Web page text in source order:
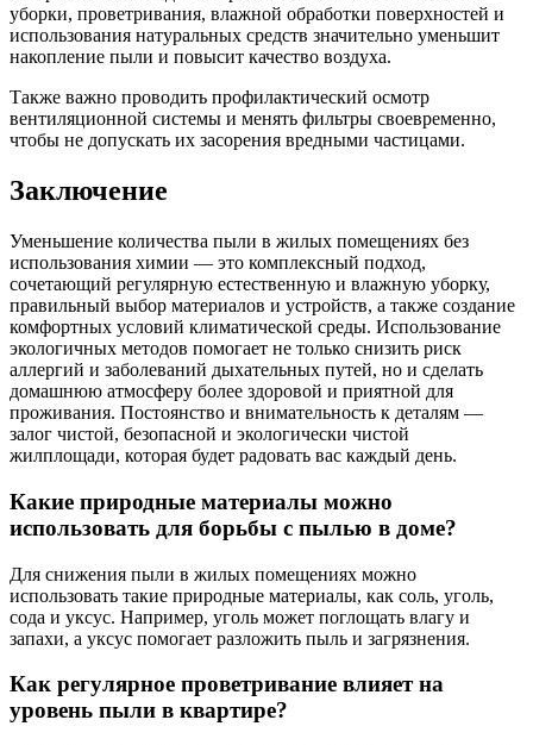
уборки, проветривания, влажной обработки поверхностей и
использования натуральных средств значительно уменьшит
накопление пыли и повысит качество воздуха.
Также важно проводить профилактический осмотр
вентиляционной системы и менять фильтры своевременно,
чтобы не допускать их засорения вредными частицами.
Заключение
Уменьшение количества пыли в жилых помещениях без
использования химии — это комплексный подход,
сочетающий регулярную естественную и влажную уборку,
правильный выбор материалов и устройств, а также создание
комфортных условий климатической среды. Использование
экологичных методов помогает не только снизить риск
аллергий и заболеваний дыхательных путей, но и сделать
домашнюю атмосферу более здоровой и приятной для
проживания. Постоянство и внимательность к деталям —
залог чистой, безопасной и экологически чистой
жилплощади, которая будет радовать вас каждый день.
Какие природные материалы можно
использовать для борьбы с пылью в доме?
Для снижения пыли в жилых помещениях можно
использовать такие природные материалы, как соль, уголь,
сода и уксус. Например, уголь может поглощать влагу и
запахи, а уксус помогает разложить пыль и загрязнения.
Как регулярное проветривание влияет на
уровень пыли в квартире?